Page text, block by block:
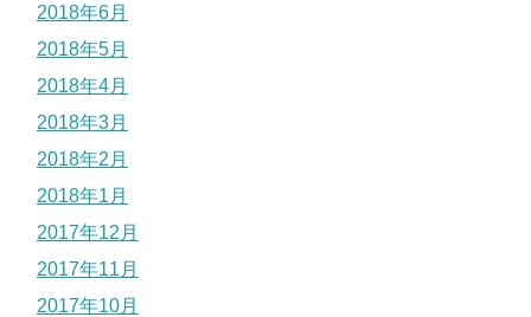
2018年6月
2018年5月
2018年4月
2018年3月
2018年2月
2018年1月
2017年12月
2017年11月
2017年10月